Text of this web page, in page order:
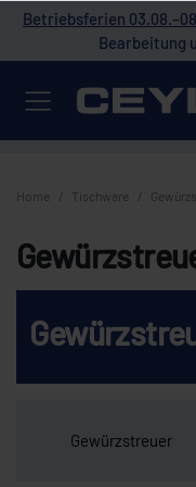
Betriebsferien
Bearbeitung
Home Tischware
Gewürzstreuer